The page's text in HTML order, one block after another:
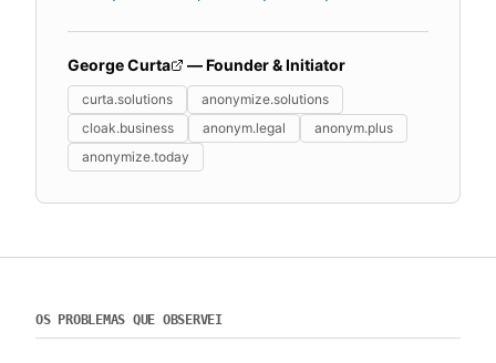
George Curta — Founder & Initiator
curta.solutions
anonymize.solutions
cloak.business
anonym.legal
anonym.plus
anonymize.today
OS PROBLEMAS QUE OBSERVEI